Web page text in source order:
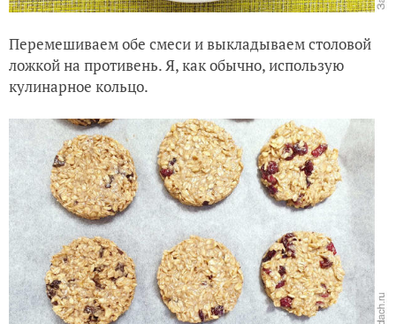
Перемешиваем обе смеси и выкладываем столовой
ложкой на противень. Я, как обычно, использую
кулинарное кольцо.